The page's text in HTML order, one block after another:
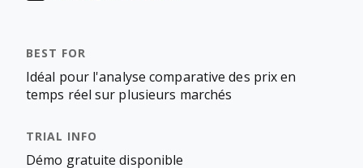
Idéal pour l'analyse comparative des prix en
temps réel sur plusieurs marchés
Démo gratuite disponible